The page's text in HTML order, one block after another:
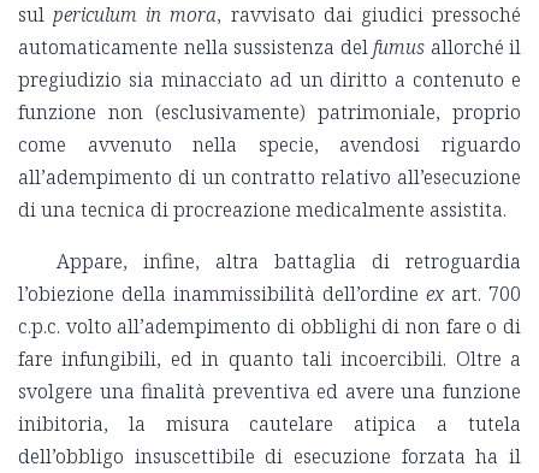
sulpericulum in mora, ravvisato dai giudici pressoché
automaticamente nella sussistenza delfumus allorché il
pregiudizio sia minacciato ad un diritto a contenuto e
funzione non (esclusivamente) patrimoniale, proprio
come avvenuto nella specie, avendosi riguardo
all’adempimento di un contratto relativo all’esecuzione
di una tecnica di procreazione medicalmente assistita.
Appare, infine, altra battaglia di retroguardia
l’obiezione della inammissibilità dell’ordine exart. 700
c.p.c. volto all’adempimento di obblighi di non fare o di
fare infungibili, ed in quanto tali incoercibili. Oltre a
svolgere una finalità preventiva ed avere una funzione
inibitoria, la misura cautelare atipica a tutela
dell’obbligo insuscettibile di esecuzione forzata ha il